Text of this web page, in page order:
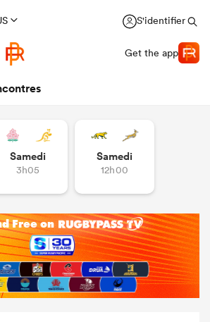
S'identifier
Get the app
Samedi
3h05
Samedi
12h00